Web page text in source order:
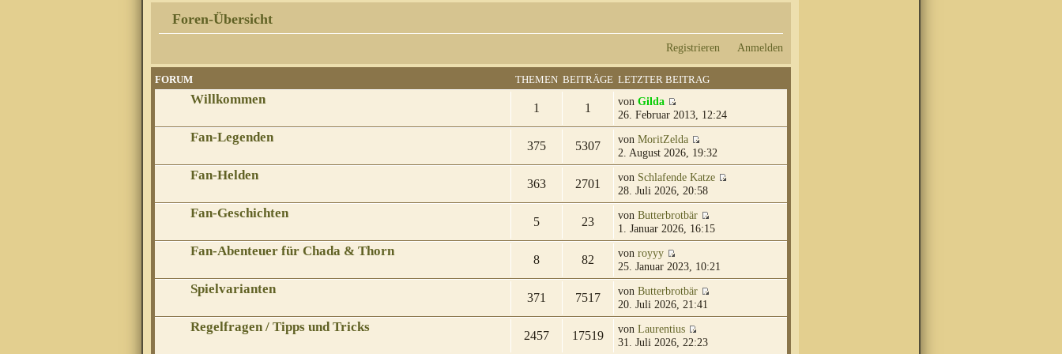
Foren-Übersicht
Registrieren Anmelden
FORUM THEMEN BEITRÄGE LETZTER BEITRAG
Willkommen
1 1 von Gilda
26. Februar 2013, 12:24
Fan-Legenden
375 5307 von MoritZelda
2. August 2026, 19:32
Fan-Helden
363 2701 von Schlafende Katze
28. Juli 2026, 20:58
Fan-Geschichten
5 23 von Butterbrotbär
1. Januar 2026, 16:15
Fan-Abenteuer für Chada & Thorn
8 82 von royyy
25. Januar 2023, 10:21
Spielvarianten
371 7517 von Butterbrotbär
20. Juli 2026, 21:41
Regelfragen / Tipps und Tricks
2457 17519 von Laurentius
31. Juli 2026, 22:23